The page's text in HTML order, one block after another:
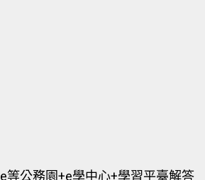
e等公務園+e學中心+學習平臺解答